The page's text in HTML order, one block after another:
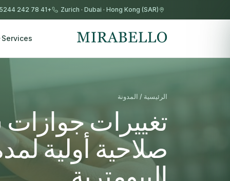
Zurich · Dubai · Hong Kong (SAR)
+41 78 242 5244
Services
الرئيسية / المدونة